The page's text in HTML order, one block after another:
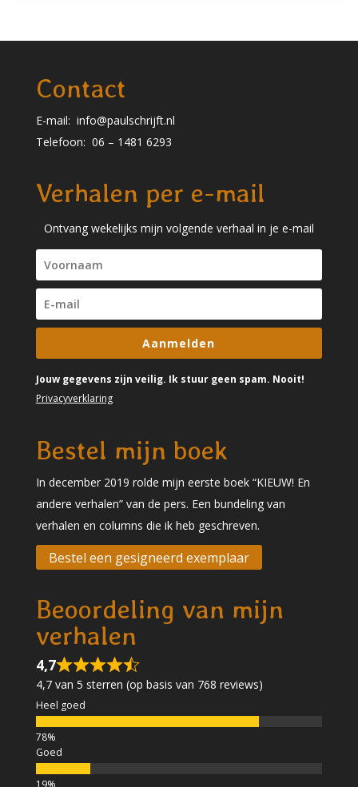
Contact
E-mail: info@paulschrijft.nl
Telefoon: 06 – 1481 6293
Verhalen per e-mail
Ontvang wekelijks mijn volgende verhaal in je e-mail
Aanmelden
Jouw gegevens zijn veilig. Ik stuur geen spam. Nooit!
Privacyverklaring
Bestel mijn boek
In december 2019 rolde mijn eerste boek “KIEUW! En
andere verhalen” van de pers. Een bundeling van
verhalen en columns die ik heb geschreven.
Bestel een gesigneerd exemplaar
Beoordeling van mijn
verhalen
4,7
4,7 van 5 sterren (op basis van 768 reviews)
Heel goed
Goed